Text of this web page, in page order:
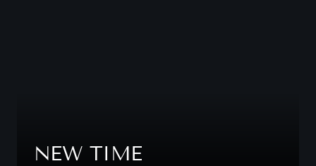
NEW TIME